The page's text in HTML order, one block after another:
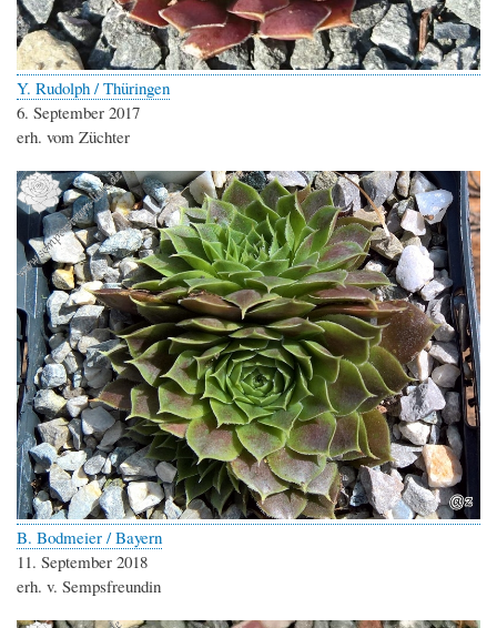
Y. Rudolph / Thüringen
6. September 2017
erh. vom Züchter
B. Bodmeier / Bayern
11. September 2018
erh. v. Sempsfreundin